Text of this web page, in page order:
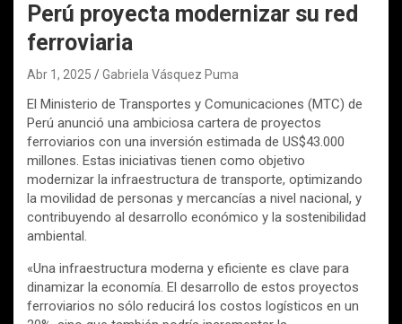
Perú proyecta modernizar su red
ferroviaria
Abr 1, 2025 Gabriela Vásquez Puma
El Ministerio de Transportes y Comunicaciones (MTC) de
Perú anunció una ambiciosa cartera de proyectos
ferroviarios con una inversión estimada de US$43.000
millones. Estas iniciativas tienen como objetivo
modernizar la infraestructura de transporte, optimizando
la movilidad de personas y mercancías a nivel nacional, y
contribuyendo al desarrollo económico y la sostenibilidad
ambiental.
«Una infraestructura moderna y eficiente es clave para
dinamizar la economía. El desarrollo de estos proyectos
ferroviarios no sólo reducirá los costos logísticos en un